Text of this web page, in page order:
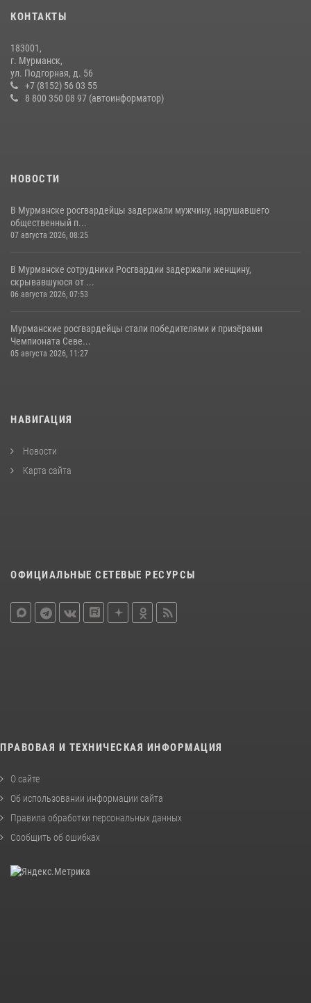
Сотрудники вневедомственной охраны Росгвардии провели
практические тренировки в акватории Кольского залива
23 июля 2026, 09:28
КОНТАКТЫ
183001,
г. Мурманск,
ул. Подгорная, д. 56
+7 (8152) 56 03 55
8 800 350 08 97 (автоинформатор)
НОВОСТИ
В Мурманске росгвардейцы задержали мужчину, нарушавшего
общественный п...
07 августа 2026, 08:25
В Мурманске сотрудники Росгвардии задержали женщину,
скрывавшуюся от ...
06 августа 2026, 07:53
Мурманские росгвардейцы стали победителями и призёрами
Чемпионата Севе...
05 августа 2026, 11:27
НАВИГАЦИЯ
Новости
Карта сайта
ОФИЦИАЛЬНЫЕ СЕТЕВЫЕ РЕСУРСЫ
ПРАВОВАЯ И ТЕХНИЧЕСКАЯ ИНФОРМАЦИЯ
О сайте
Об использовании информации сайта
Правила обработки персональных данных
Сообщить об ошибках